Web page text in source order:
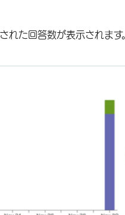
た回答数が表示されます